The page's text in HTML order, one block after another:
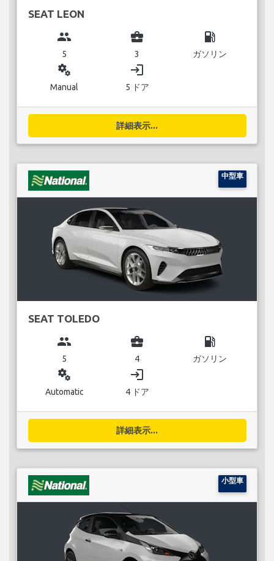
SEAT LEON
group
5
business_center
3
local_gas_station
ガソリン
miscellaneous_services
Manual
login
5 ドア
詳細表示...
中型車
SEAT TOLEDO
group
5
business_center
4
local_gas_station
ガソリン
miscellaneous_services
Automatic
login
4 ドア
詳細表示...
小型車